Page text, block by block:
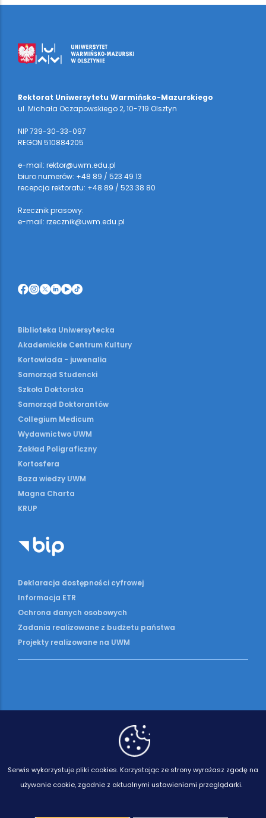
Rektorat Uniwersytetu Warmińsko-Mazurskiego
ul. Michała Oczapowskiego 2, 10-719 Olsztyn
NIP 739-30-33-097
REGON 510884205
e-mail: rektor@uwm.edu.pl
biuro numerów: +48 89 / 523 49 13
recepcja rektoratu: +48 89 / 523 38 80
Rzecznik prasowy:
e-mail: rzecznik@uwm.edu.pl
Biblioteka Uniwersytecka
Akademickie Centrum Kultury
Kortowiada - juwenalia
Samorząd Studencki
Szkoła Doktorska
Samorząd Doktorantów
Collegium Medicum
Wydawnictwo UWM
Zakład Poligraficzny
Kortosfera
Baza wiedzy UWM
Magna Charta
KRUP
Deklaracja dostępności cyfrowej
Informacja ETR
Ochrona danych osobowych
Zadania realizowane z budżetu państwa
Projekty realizowane na UWM
Serwis wykorzystuje pliki cookies. Korzystając ze strony wyrażasz zgodę na
używanie cookie, zgodnie z aktualnymi ustawieniami przeglądarki.